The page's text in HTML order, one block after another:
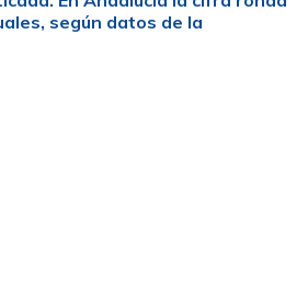
según datos de la